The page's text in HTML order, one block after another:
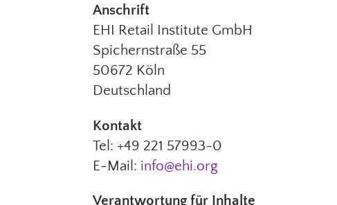
Anschrift
EHI Retail Institute GmbH
Spichernstraße 55
50672 Köln
Deutschland
Kontakt
Tel: +49 221 57993-0
E-Mail: info@ehi.org
Verantwortung für Inhalte